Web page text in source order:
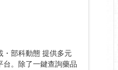
・部科動態 提供多元
台。除了一鍵查詢藥品